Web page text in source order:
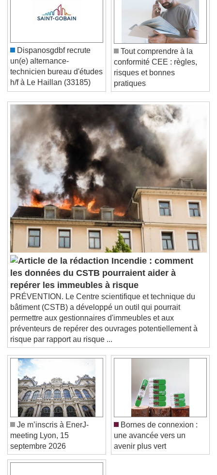
Video Player is loading.
Play
Skip Backward
Skip Forward
Unmute
Current Time
/
Duration-:-
Loaded:0%
Stream TypeLIVE
Seek to live, currently behind live LIVE
Remaining Time
0:00
1x
Playback Rate
Chapters
Chapters
Descriptions
descriptions off , selected
Subtitles
subtitles settings, opens subtitles
settings dialog
subtitles off, selected
Audio Track
Picture-in-Picture
Fullscreen
Beginning of dialog window. Escape will cancel
and close the window.
Text
Text Background
Color Opacity
Caption Area Background
Color
Font Size
Dispanosgdbf recrute
un(e) alternance-
technicien bureau d'études
h/f à Le Haillan (33185)
Tout comprendre à la
conformité CEE : règles,
risques et bonnes
pratiques
Incendie : comment
les données du CSTB pourraient aider à
repérer les immeubles à risque
PRÉVENTION. Le Centre scientifique et technique du
bâtiment (CSTB) a développé un outil qui pourrait
permettre aux gestionnaires d'immeubles et aux
préventeurs de repérer des ouvrages potentiellement à
risque par rapport au risque ...
Je m’inscris à EnerJ-
meeting Lyon, 15
septembre 2026
Bornes de connexion :
une avancée vers un
avenir plus vert